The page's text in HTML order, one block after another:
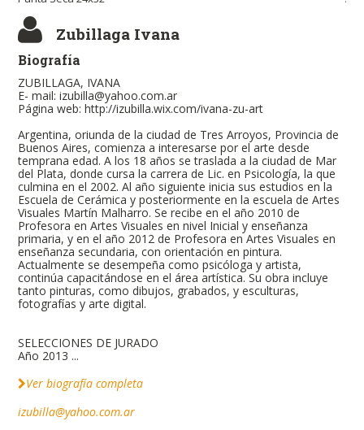
Zubillaga Ivana
Biografía
ZUBILLAGA, IVANA
E- mail: izubilla@yahoo.com.ar
Página web: http://izubilla.wix.com/ivana-zu-art
Argentina, oriunda de la ciudad de Tres Arroyos, Provincia de
Buenos Aires, comienza a interesarse por el arte desde
temprana edad. A los 18 años se traslada a la ciudad de Mar
del Plata, donde cursa la carrera de Lic. en Psicología, la que
culmina en el 2002. Al año siguiente inicia sus estudios en la
Escuela de Cerámica y posteriormente en la escuela de Artes
Visuales Martín Malharro. Se recibe en el año 2010 de
Profesora en Artes Visuales en nivel Inicial y enseñanza
primaria, y en el año 2012 de Profesora en Artes Visuales en
enseñanza secundaria, con orientación en pintura.
Actualmente se desempeña como psicóloga y artista,
continúa capacitándose en el área artística. Su obra incluye
tanto pinturas, como dibujos, grabados, y esculturas,
fotografías y arte digital.
SELECCIONES DE JURADO
Año 2013 ...
Ver biografía completa
izubilla@yahoo.com.ar